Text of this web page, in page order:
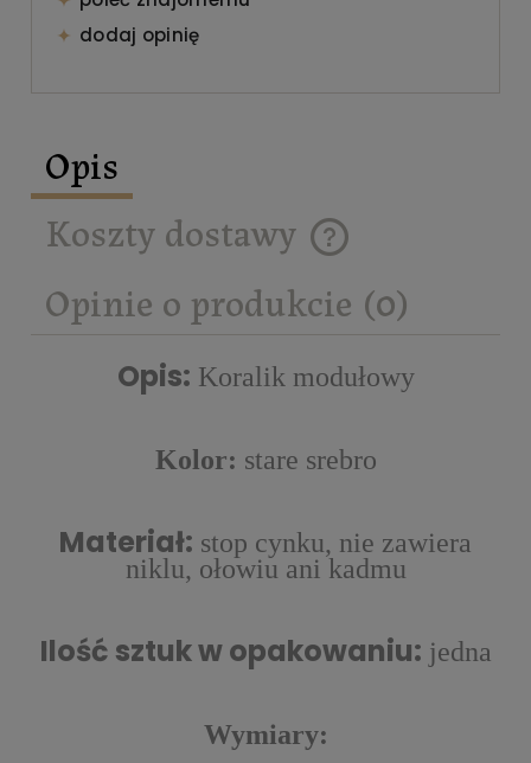
dodaj opinię
Opis
Koszty dostawy
Cena nie zawiera ewentualnych
Opinie o produkcie (0)
Opis: Koralik modułowy
Kolor: stare srebro
Materiał: stop cynku, nie zawiera
niklu, ołowiu ani kadmu
Ilość sztuk w opakowaniu: jedna
Wymiary: